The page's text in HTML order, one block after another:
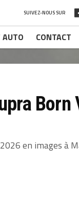
SUIVEZ-NOUS SUR
AUTO CONTACT
Born
en images à